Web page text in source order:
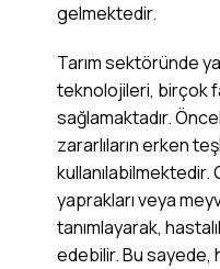
gelmektedir.
Tarım sektöründe
teknolojileri, birçok
sağlamaktadır.
zararlıların erken
kullanılabilmektedir.
yaprakları veya
tanımlayarak,
edebilir. Bu sayede,